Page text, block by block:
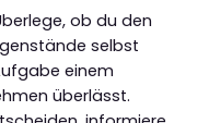
ob du den
selbst
einem
überlässt.